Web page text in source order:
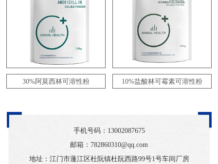
30%阿莫西林可溶性粉 10%盐酸林可霉素可溶性粉
手机号码： 13002087675
邮箱：782860310@qq.com
地址：江门市蓬江区杜阮镇杜阮西路99号1号车间厂房